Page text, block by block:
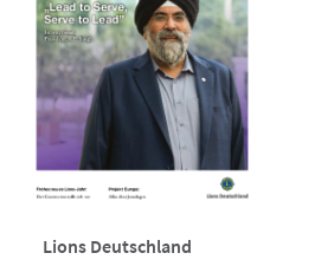
Lions Deutschland